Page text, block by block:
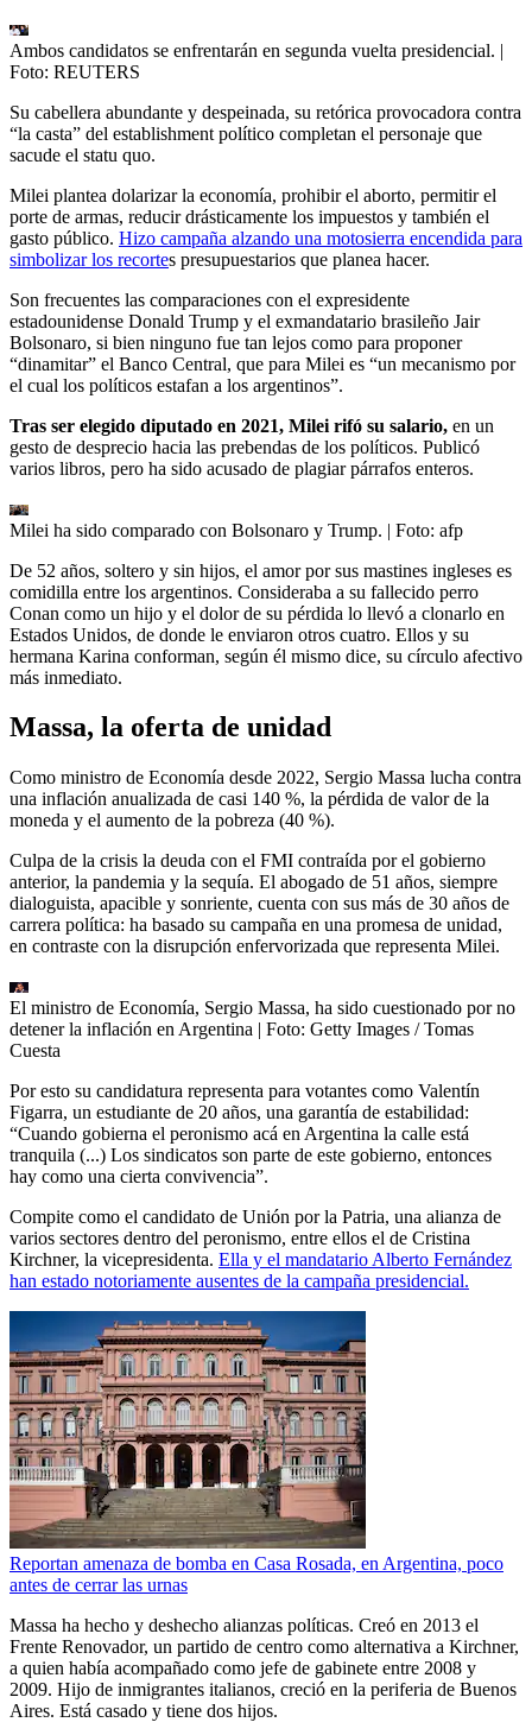
Ambos candidatos se enfrentarán en segunda vuelta presidencial. |
Foto: REUTERS
Su cabellera abundante y despeinada, su retórica provocadora contra
“la casta” del establishment político completan el personaje que
sacude el statu quo.
Milei plantea dolarizar la economía, prohibir el aborto, permitir el
porte de armas, reducir drásticamente los impuestos y también el
gasto público. Hizo campaña alzando una motosierra encendida para
simbolizar los recortes presupuestarios que planea hacer.
Son frecuentes las comparaciones con el expresidente
estadounidense Donald Trump y el exmandatario brasileño Jair
Bolsonaro, si bien ninguno fue tan lejos como para proponer
“dinamitar” el Banco Central, que para Milei es “un mecanismo por
el cual los políticos estafan a los argentinos”.
Tras ser elegido diputado en 2021, Milei rifó su salario, en un
gesto de desprecio hacia las prebendas de los políticos. Publicó
varios libros, pero ha sido acusado de plagiar párrafos enteros.
Milei ha sido comparado con Bolsonaro y Trump. | Foto: afp
De 52 años, soltero y sin hijos, el amor por sus mastines ingleses es
comidilla entre los argentinos. Consideraba a su fallecido perro
Conan como un hijo y el dolor de su pérdida lo llevó a clonarlo en
Estados Unidos, de donde le enviaron otros cuatro. Ellos y su
hermana Karina conforman, según él mismo dice, su círculo afectivo
más inmediato.
Massa, la oferta de unidad
Como ministro de Economía desde 2022, Sergio Massa lucha contra
una inflación anualizada de casi 140 %, la pérdida de valor de la
moneda y el aumento de la pobreza (40 %).
Culpa de la crisis la deuda con el FMI contraída por el gobierno
anterior, la pandemia y la sequía. El abogado de 51 años, siempre
dialoguista, apacible y sonriente, cuenta con sus más de 30 años de
carrera política: ha basado su campaña en una promesa de unidad,
en contraste con la disrupción enfervorizada que representa Milei.
El ministro de Economía, Sergio Massa, ha sido cuestionado por no
detener la inflación en Argentina | Foto: Getty Images / Tomas
Cuesta
Por esto su candidatura representa para votantes como Valentín
Figarra, un estudiante de 20 años, una garantía de estabilidad:
“Cuando gobierna el peronismo acá en Argentina la calle está
tranquila (...) Los sindicatos son parte de este gobierno, entonces
hay como una cierta convivencia”.
Compite como el candidato de Unión por la Patria, una alianza de
varios sectores dentro del peronismo, entre ellos el de Cristina
Kirchner, la vicepresidenta. Ella y el mandatario Alberto Fernández
han estado notoriamente ausentes de la campaña presidencial.
Reportan amenaza de bomba en Casa Rosada, en Argentina, poco
antes de cerrar las urnas
Massa ha hecho y deshecho alianzas políticas. Creó en 2013 el
Frente Renovador, un partido de centro como alternativa a Kirchner,
a quien había acompañado como jefe de gabinete entre 2008 y
2009. Hijo de inmigrantes italianos, creció en la periferia de Buenos
Aires. Está casado y tiene dos hijos.